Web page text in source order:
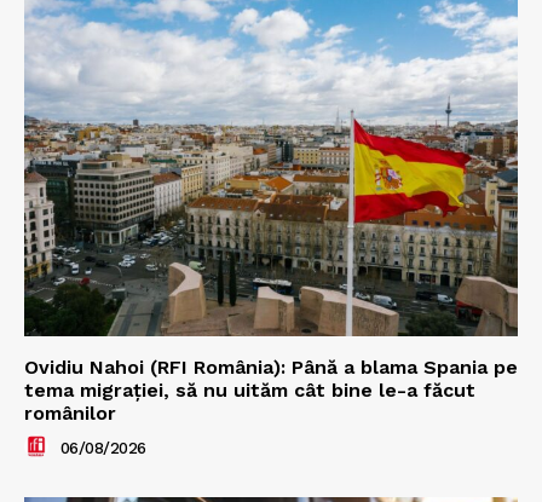
Ovidiu Nahoi (RFI România): Până a blama Spania pe
tema migrației, să nu uităm cât bine le-a făcut
românilor
06/08/2026